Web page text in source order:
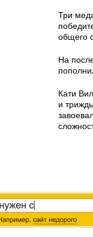
Три
общего
На
Кати
и